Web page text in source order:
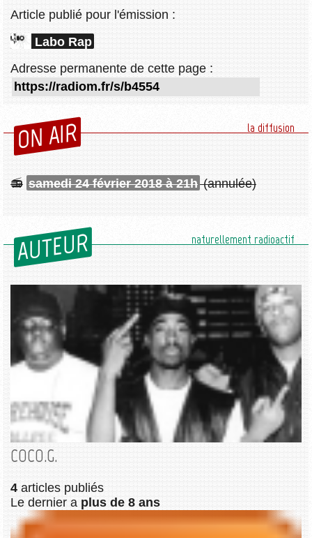
Article publié pour l'émission :
Labo Rap
Adresse permanente de cette page :
ON AIR la diffusion
samedi 24 février 2018 à 21h(annulée)
AUTEUR naturellement radioactif
COCO.G.
4 articles publiés
Le dernier a plus de 8 ans